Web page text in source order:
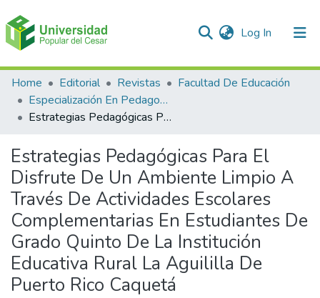
Log In (current)
Communities & Collections
All of DSpace
Home Editorial Revistas
Facultad De Educación
Especialización En Pedagogía Ambiental
Estrategias Pedagógicas Para El Disfrute De Un Ambiente Limpio A Través De Actividades Escolares Complementarias En Estudiantes De Grado Quinto De La Institución Educativa Rural La Aguililla De Puerto Rico Caquetá
Estrategias Pedagógicas Para El
Disfrute De Un Ambiente Limpio A
Través De Actividades Escolares
Complementarias En Estudiantes De
Grado Quinto De La Institución
Educativa Rural La Aguililla De
Puerto Rico Caquetá